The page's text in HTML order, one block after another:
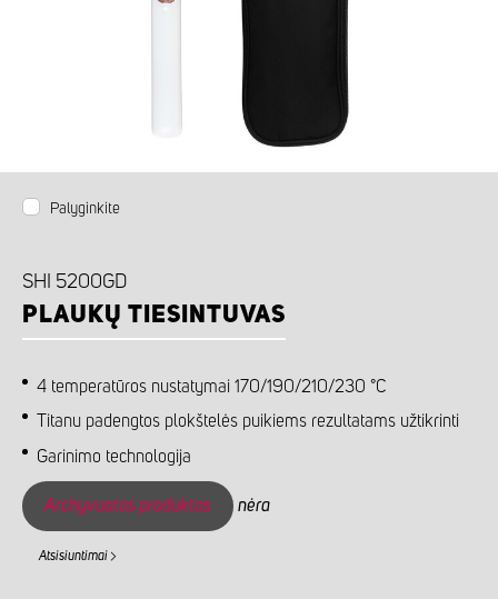
Palyginkite
SHI 5200GD
PLAUKŲ TIESINTUVAS
4 temperatūros nustatymai 170/190/210/230 °C
Titanu padengtos plokštelės puikiems rezultatams užtikrinti
Garinimo technologija
Archyvuotas produktas nėra
Atsisiuntimai